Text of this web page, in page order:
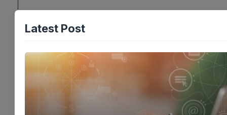
Latest Post